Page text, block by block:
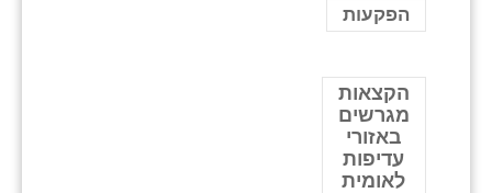
הפקעות
הקצאות
מגרשים
באזורי
עדיפות
לאומית